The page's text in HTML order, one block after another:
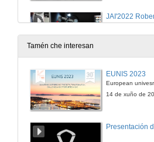
14 de nov. de
Conferencia
Tamén che interesan
EUNIS 2023
14 de xuño de